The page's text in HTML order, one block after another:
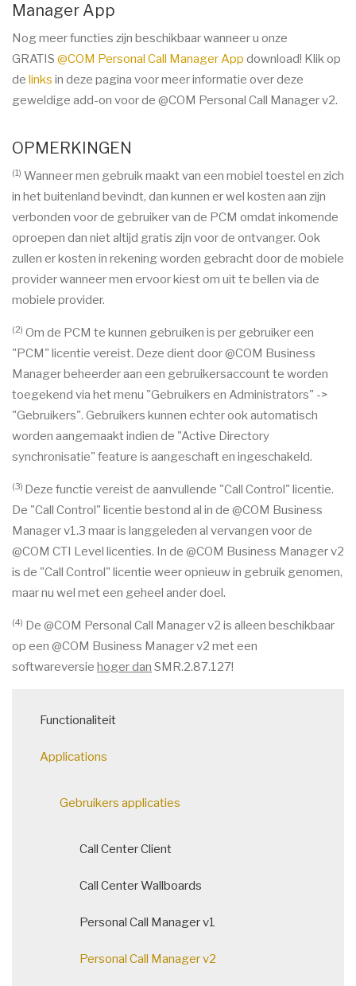
Manager App
Nog meer functies zijn beschikbaar wanneer u onze
GRATIS @COM Personal Call Manager App download! Klik op
de links in deze pagina voor meer informatie over deze
geweldige add-on voor de @COM Personal Call Manager v2.
OPMERKINGEN
(1) Wanneer men gebruik maakt van een mobiel toestel en zich
in het buitenland bevindt, dan kunnen er wel kosten aan zijn
verbonden voor de gebruiker van de PCM omdat inkomende
oproepen dan niet altijd gratis zijn voor de ontvanger. Ook
zullen er kosten in rekening worden gebracht door de mobiele
provider wanneer men ervoor kiest om uit te bellen via de
mobiele provider.
(2) Om de PCM te kunnen gebruiken is per gebruiker een
"PCM" licentie vereist. Deze dient door @COM Business
Manager beheerder aan een gebruikersaccount te worden
toegekend via het menu "Gebruikers en Administrators" ->
"Gebruikers". Gebruikers kunnen echter ook automatisch
worden aangemaakt indien de "Active Directory
synchronisatie" feature is aangeschaft en ingeschakeld.
(3) Deze functie vereist de aanvullende "Call Control" licentie.
De "Call Control" licentie bestond al in de @COM Business
Manager v1.3 maar is langgeleden al vervangen voor de
@COM CTI Level licenties. In de @COM Business Manager v2
is de "Call Control" licentie weer opnieuw in gebruik genomen,
maar nu wel met een geheel ander doel.
(4) De @COM Personal Call Manager v2 is alleen beschikbaar
op een @COM Business Manager v2 met een
softwareversie hoger dan SMR.2.87.127!
navigation
Functionaliteit
Applications
Gebruikers applicaties
Call Center Client
Call Center Wallboards
Personal Call Manager v1
Personal Call Manager v2